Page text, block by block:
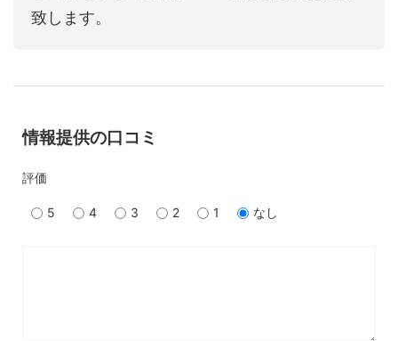
致します。
情報提供の口コミ
評価
5 4 3 2 1 なし